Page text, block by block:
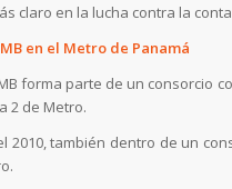
claro en la lucha contra la
en el Metro de Panamá
forma parte de un consorcio
2 de Metro.
2010, también dentro de un